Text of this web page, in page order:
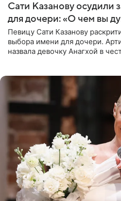
Сати Казанову осудили
для дочери: «О чем вы
Певицу Сати Казанову
выбора имени для дочери.
назвала девочку Анагхой в